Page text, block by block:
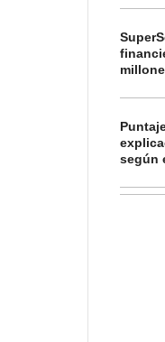
según